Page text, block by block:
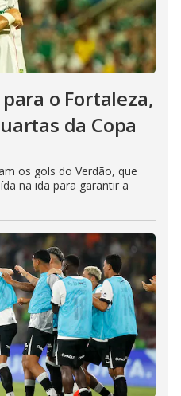
o Fortaleza,
da Copa
os gols do Verdão, que
na ida para garantir a